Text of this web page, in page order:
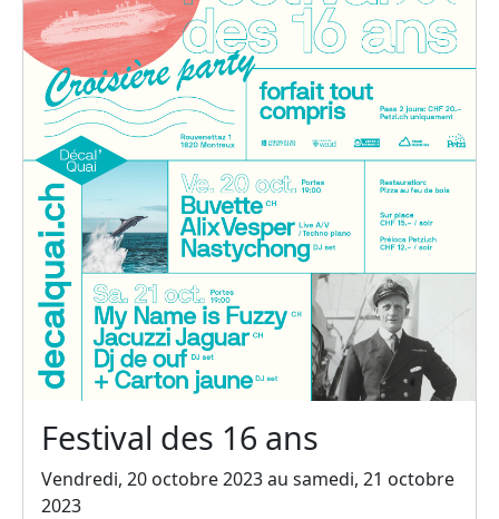
Festival des 16 ans
Vendredi, 20 octobre 2023 au samedi, 21 octobre
2023